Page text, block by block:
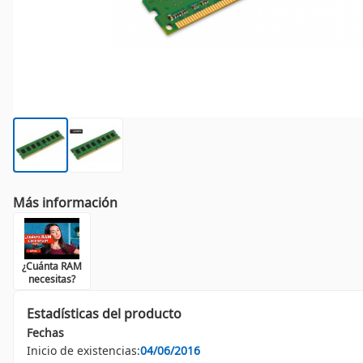
Más información
¿Cuánta RAM
necesitas?
Estadísticas del producto
Fechas
Inicio de existencias:04/06/2016